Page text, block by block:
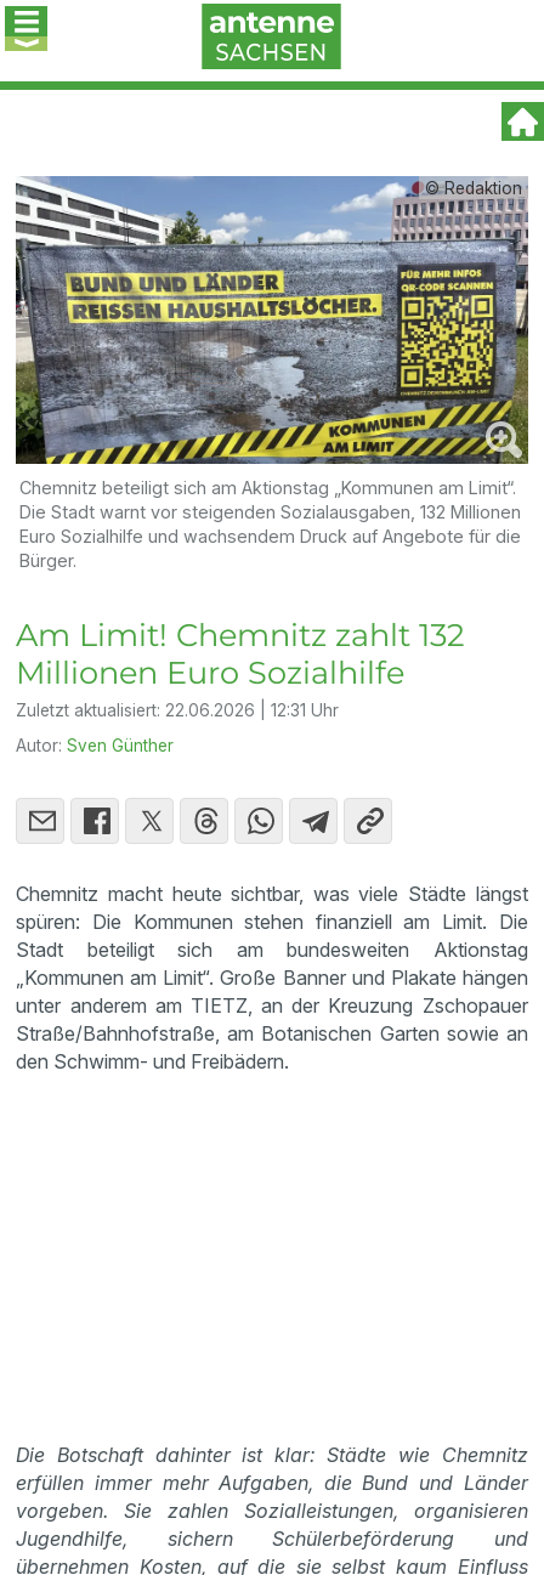
© Redaktion
Chemnitz beteiligt sich am Aktionstag „Kommunen am Limit“.
Die Stadt warnt vor steigenden Sozialausgaben, 132 Millionen
Euro Sozialhilfe und wachsendem Druck auf Angebote für die
Bürger.
Am Limit! Chemnitz zahlt 132
Millionen Euro Sozialhilfe
Zuletzt aktualisiert: 22.06.2026 | 12:31 Uhr
Autor:Sven Günther
Chemnitz macht heute sichtbar, was viele Städte längst
spüren: Die Kommunen stehen finanziell am Limit. Die
Stadt beteiligt sich am bundesweiten Aktionstag
„Kommunen am Limit“. Große Banner und Plakate hängen
unter anderem am TIETZ, an der Kreuzung Zschopauer
Straße/Bahnhofstraße, am Botanischen Garten sowie an
den Schwimm- und Freibädern.
Die Botschaft dahinter ist klar: Städte wie Chemnitz
erfüllen immer mehr Aufgaben, die Bund und Länder
vorgeben. Sie zahlen Sozialleistungen, organisieren
Jugendhilfe, sichern Schülerbeförderung und
übernehmen Kosten, auf die sie selbst kaum Einfluss